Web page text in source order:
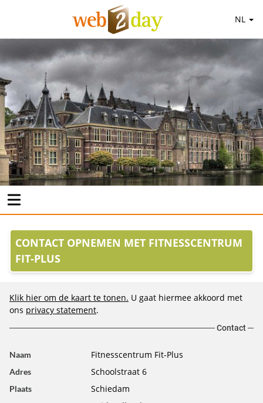
NL
CONTACT OPNEMEN MET FITNESSCENTRUM
FIT-PLUS
Klik hier om de kaart te tonen. U gaat hiermee akkoord met
ons privacy statement.
Contact
Naam Fitnesscentrum Fit-Plus
Adres Schoolstraat 6
Plaats Schiedam